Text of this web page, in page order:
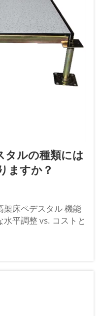
タルの種類には
ますか？
架床ペデスタル 機能
平調整 vs. コストと
の高架床ペデスタ
水平調整性能」と
ンスを取ることに